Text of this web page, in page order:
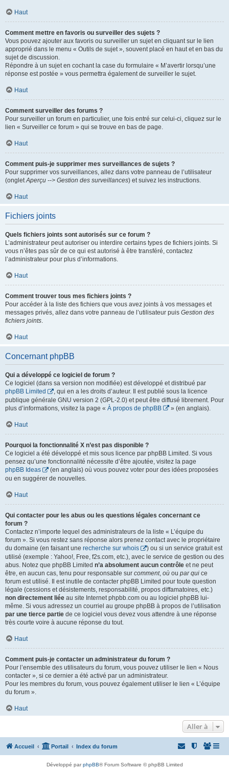
Haut
Comment mettre en favoris ou surveiller des sujets ?
Vous pouvez ajouter aux favoris ou surveiller un sujet en cliquant sur le lien
approprié dans le menu « Outils de sujet », souvent placé en haut et en bas du
sujet de discussion.
Répondre à un sujet en cochant la case du formulaire « M’avertir lorsqu’une
réponse est postée » vous permettra également de surveiller le sujet.
Haut
Comment surveiller des forums ?
Pour surveiller un forum en particulier, une fois entré sur celui-ci, cliquez sur le
lien « Surveiller ce forum » qui se trouve en bas de page.
Haut
Comment puis-je supprimer mes surveillances de sujets ?
Pour supprimer vos surveillances, allez dans votre panneau de l’utilisateur
(ongletAperçu --> Gestion des surveillances) et suivez les instructions.
Haut
Fichiers joints
Quels fichiers joints sont autorisés sur ce forum ?
L’administrateur peut autoriser ou interdire certains types de fichiers joints. Si
vous n’êtes pas sûr de ce qui est autorisé à être transféré, contactez
l’administrateur pour plus d’informations.
Haut
Comment trouver tous mes fichiers joints ?
Pour accéder à la liste des fichiers que vous avez joints à vos messages et
messages privés, allez dans votre panneau de l’utilisateur puis Gestion des
fichiers joints.
Haut
Concernant phpBB
Qui a développé ce logiciel de forum ?
Ce logiciel (dans sa version non modifiée) est développé et distribué par
phpBB Limited
, qui en a les droits d’auteur. Il est publié sous la licence
publique générale GNU version 2 (GPL-2.0) et peut être diffusé librement. Pour
plus d’informations, visitez la page « À propos de phpBB » (en anglais).
Haut
Pourquoi la fonctionnalité X n’est pas disponible ?
Ce logiciel a été développé et mis sous licence par phpBB Limited. Si vous
pensez qu’une fonctionnalité nécessite d’être ajoutée, visitez la page
phpBB Ideas
(en anglais) où vous pouvez voter pour des idées proposées
ou en suggérer de nouvelles.
Haut
Qui contacter pour les abus ou les questions légales concernant ce
forum ?
Contactez n’importe lequel des administrateurs de la liste « L’équipe du
forum ». Si vous restez sans réponse alors prenez contact avec le propriétaire
du domaine (en faisant une recherche sur whois
) ou si un service gratuit est
utilisé (exemple : Yahoo!, Free, f2s.com, etc.), avec le service de gestion ou des
abus. Notez que phpBB Limited n’a absolument aucun contrôle et ne peut
être, en aucun cas, tenu pour responsable sur comment, où ou par qui ce
forum est utilisé. Il est inutile de contacter phpBB Limited pour toute question
légale (cessions et désistements, responsabilité, propos diffamatoires, etc.)
non directement liée au site Internet phpbb.com ou au logiciel phpBB lui-
même. Si vous adressez un courriel au groupe phpBB à propos de l’utilisation
par une tierce partie de ce logiciel vous devez vous attendre à une réponse
très courte voire à aucune réponse du tout.
Haut
Comment puis-je contacter un administrateur du forum ?
Pour l’ensemble des utilisateurs du forum, vous pouvez utiliser le lien « Nous
contacter », si ce dernier a été activé par un administrateur.
Pour les membres du forum, vous pouvez également utiliser le lien « L’équipe
du forum ».
Haut
Aller à
Accueil Portail Index du forum
Développé parphpBB® Forum Software © phpBB Limited